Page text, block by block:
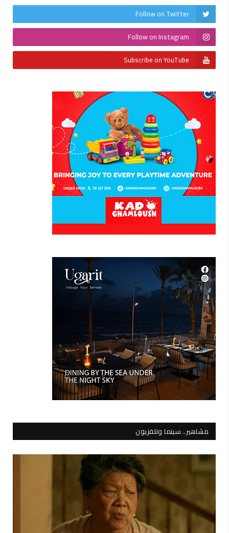
Follow on Twitter
Follow on Instagram
Subscribe on YouTube
مشاهير.. سينما وتلفزيون